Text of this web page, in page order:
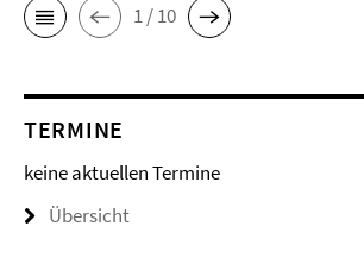
1 / 10
TERMINE
keine aktuellen Termine
Übersicht